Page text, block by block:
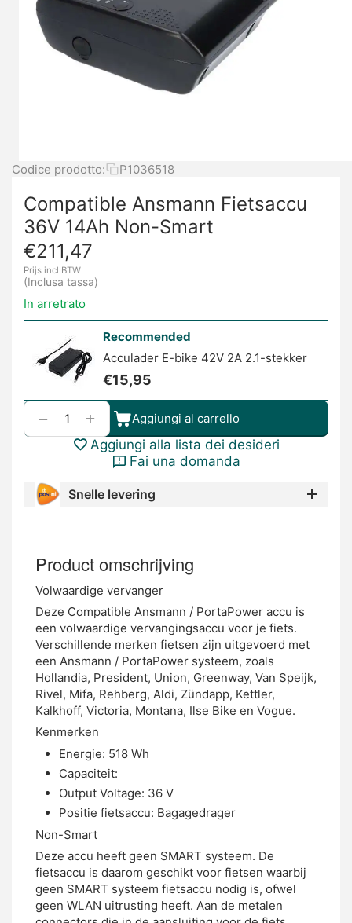
Codice prodotto: P1036518
Compatible Ansmann Fietsaccu
36V 14Ah Non-Smart
€211,47
Prijs incl BTW
(Inclusa tassa)
In arretrato
Recommended
Acculader E-bike 42V 2A 2.1-stekker
€15,95
+
− Aggiungi al carrello
Aggiungi alla lista dei desideri
Fai una domanda
Snelle levering
Product omschrijving
Volwaardige vervanger
Deze Compatible Ansmann / PortaPower accu is
een volwaardige vervangingsaccu voor je fiets.
Verschillende merken fietsen zijn uitgevoerd met
een Ansmann / PortaPower systeem, zoals
Hollandia, President, Union, Greenway, Van Speijk,
Rivel, Mifa, Rehberg, Aldi, Zündapp, Kettler,
Kalkhoff, Victoria, Montana, Ilse Bike en Vogue.
Kenmerken
Energie: 518 Wh
Capaciteit:
Output Voltage: 36 V
Positie fietsaccu: Bagagedrager
Non-Smart
Deze accu heeft geen SMART systeem. De
fietsaccu is daarom geschikt voor fietsen waarbij
geen SMART systeem fietsaccu nodig is, ofwel
geen WLAN uitrusting heeft. Aan de metalen